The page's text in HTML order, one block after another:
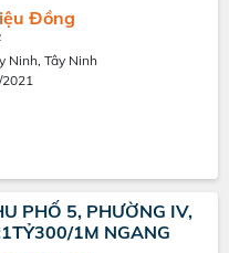
Đồng
Ninh, Tây Ninh
2021
PHỐ 5, PHƯỜNG IV,
1M NGANG